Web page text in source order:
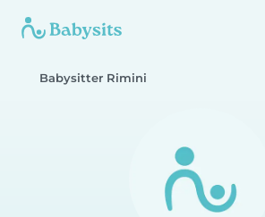
Babysitter Rimini